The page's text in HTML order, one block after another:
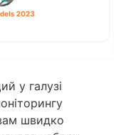
у галузі
швидко